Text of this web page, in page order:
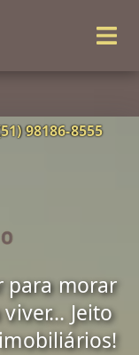
98186-8555
para morar
Jeito